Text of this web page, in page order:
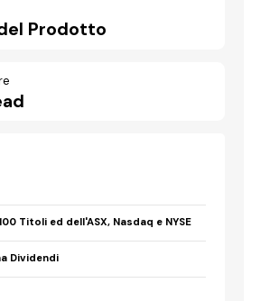
Prodotto
Titoli ed dell'ASX, Nasdaq e NYSE
Dividendi